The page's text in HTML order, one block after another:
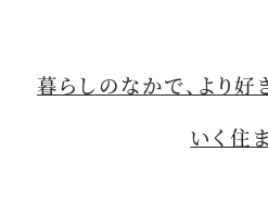
暮らしのなかで、より
いく住